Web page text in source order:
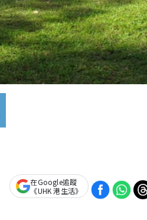
在Google追蹤
《UHK 港生活》